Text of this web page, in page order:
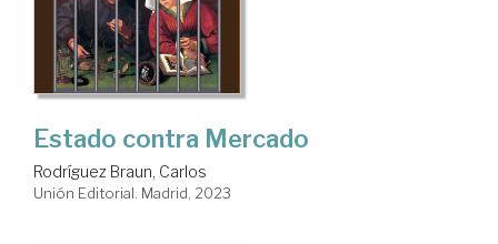
Estado contra Mercado
Rodríguez Braun, Carlos
Unión Editorial. Madrid, 2023